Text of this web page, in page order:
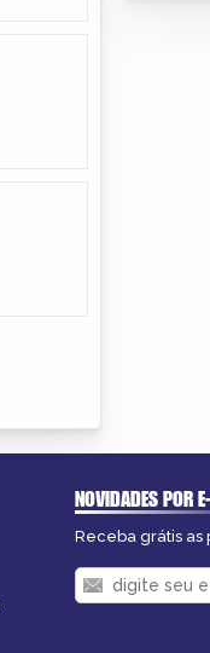
NOVIDADES POR
Receba grátis as